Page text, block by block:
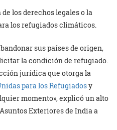
los derechos legales o la
los refugiados climáticos.
sus países de origen,
la condición de refugiado.
jurídica que otorga la
para los Refugiadosy
momento», explicó un alto
Exteriores de India a